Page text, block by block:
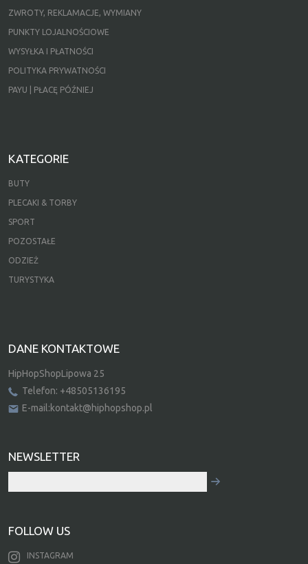
ZWROTY, REKLAMACJE, WYMIANY
PUNKTY LOJALNOŚCIOWE
WYSYŁKA I PŁATNOŚCI
POLITYKA PRYWATNOŚCI
PAYU | PŁACĘ PÓŹNIEJ
KATEGORIE
BUTY
PLECAKI & TORBY
SPORT
POZOSTAŁE
ODZIEŻ
TURYSTYKA
DANE KONTAKTOWE
HipHopShopLipowa 25
Telefon: +48505136195
E-mail:kontakt@hiphopshop.pl
NEWSLETTER
FOLLOW US
INSTAGRAM